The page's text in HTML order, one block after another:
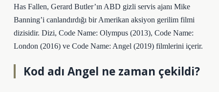
Has Fallen, Gerard Butler’ın ABD gizli servis ajanı Mike
Banning’i canlandırdığı bir Amerikan aksiyon gerilim filmi
dizisidir. Dizi, Code Name: Olympus (2013), Code Name:
London (2016) ve Code Name: Angel (2019) filmlerini içerir.
Kod adı Angel ne zaman çekildi?